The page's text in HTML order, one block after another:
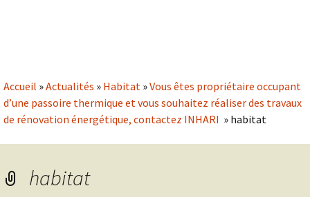
Accueil »Actualités » Habitat »Vous êtes propriétaire occupant
d’une passoire thermique et vous souhaitez réaliser des travaux
de rénovation énergétique, contactez INHARI » habitat
habitat